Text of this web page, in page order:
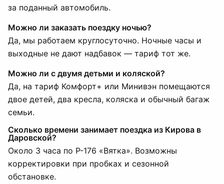
за поданный автомобиль.
Можно ли заказать поездку ночью?
Да, мы работаем круглосуточно. Ночные часы и
выходные не дают надбавок — тариф тот же.
Можно ли с двумя детьми и коляской?
Да, на тариф Комфорт+ или Минивэн помещаются
двое детей, два кресла, коляска и обычный багаж
семьи.
Сколько времени занимает поездка из Кирова в
Даровской?
Около 3 часа по Р-176 «Вятка». Возможны
корректировки при пробках и сезонной
обстановке.